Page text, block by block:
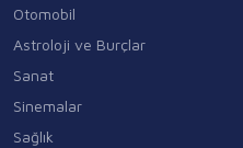
Otomobil
Astroloji ve Burçlar
Sanat
Sinemalar
Sağlık